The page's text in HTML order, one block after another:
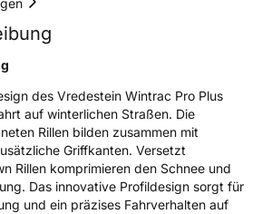
/ Alpine-SymbolJa
des Vredestein Wintrac Pro Plus
auf winterlichen Straßen. Die
Rillen bilden zusammen mit
Griffkanten. Versetzt
Rillen komprimieren den Schnee und
Das innovative Profildesign sorgt für
und ein präzises Fahrverhalten auf